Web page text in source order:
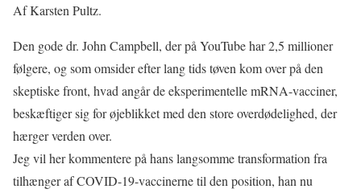
Af Karsten Pultz.
Den gode dr. John Campbell, der på YouTube har 2,5 millioner
følgere, og som omsider efter lang tids tøven kom over på den
skeptiske front, hvad angår de eksperimentelle mRNA-vacciner,
beskæftiger sig for øjeblikket med den store overdødelighed, der
hærger verden over.
Jeg vil her kommentere på hans langsomme transformation fra
tilhænger af COVID-19-vaccinerne til den position, han nu